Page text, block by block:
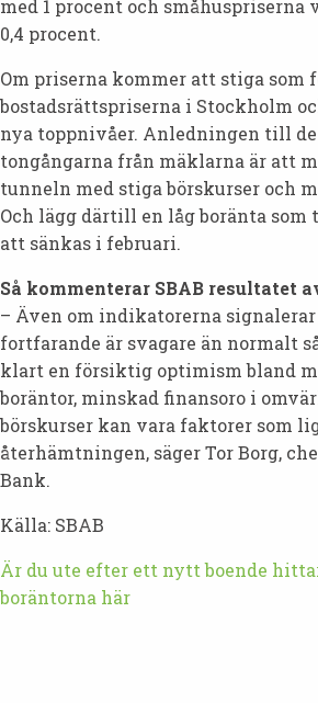
med 1 procent och småhuspriserna
0,4 procent.
Om priserna kommer att stiga som
bostadsrättspriserna i Stockholm
nya toppnivåer. Anledningen till
tongångarna från mäklarna är att
tunneln med stiga börskurser och
Och lägg därtill en låg boränta
att sänkas i februari.
Så kommenterar SBAB resultatet
– Även om indikatorerna
fortfarande är svagare än normalt
klart en försiktig optimism bland
boräntor, minskad finansoro i
börskurser kan vara faktorer som
återhämtningen, säger Tor Borg,
Bank.
Källa: SBAB
Är du ute efter ett nytt boende
boräntorna här